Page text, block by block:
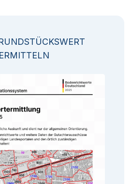
ERMITTELN